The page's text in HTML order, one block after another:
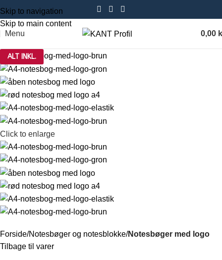
Skip to navigation
Skip to main content
Menu
0,00
Click to enlarge
ALT INKL.
Forside Notesbøger og notesblokke Notesbøger med logo
Tilbage til varer